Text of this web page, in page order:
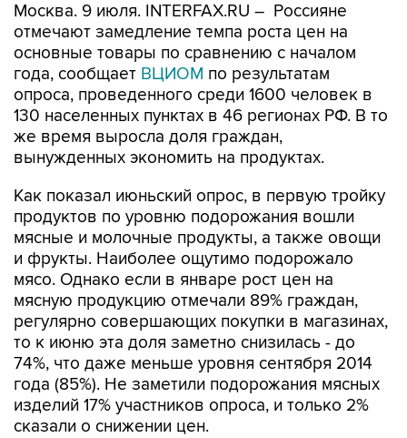
Москва. 9 июля. INTERFAX.RU – Россияне
отмечают замедление темпа роста цен на
основные товары по сравнению с началом
года, сообщает ВЦИОМ по результатам
опроса, проведенного среди 1600 человек в
130 населенных пунктах в 46 регионах РФ. В то
же время выросла доля граждан,
вынужденных экономить на продуктах.
Как показал июньский опрос, в первую тройку
продуктов по уровню подорожания вошли
мясные и молочные продукты, а также овощи
и фрукты. Наиболее ощутимо подорожало
мясо. Однако если в январе рост цен на
мясную продукцию отмечали 89% граждан,
регулярно совершающих покупки в магазинах,
то к июню эта доля заметно снизилась - до
74%, что даже меньше уровня сентября 2014
года (85%). Не заметили подорожания мясных
изделий 17% участников опроса, и только 2%
сказали о снижении цен.